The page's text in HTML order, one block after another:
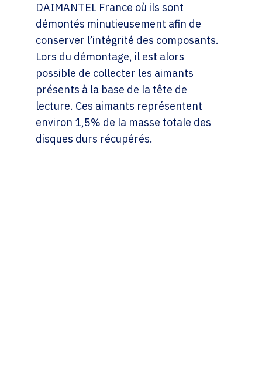
DAIMANTEL France où ils sont
démontés minutieusement afin de
conserver l’intégrité des composants.
Lors du démontage, il est alors
possible de collecter les aimants
présents à la base de la tête de
lecture. Ces aimants représentent
environ 1,5% de la masse totale des
disques durs récupérés.